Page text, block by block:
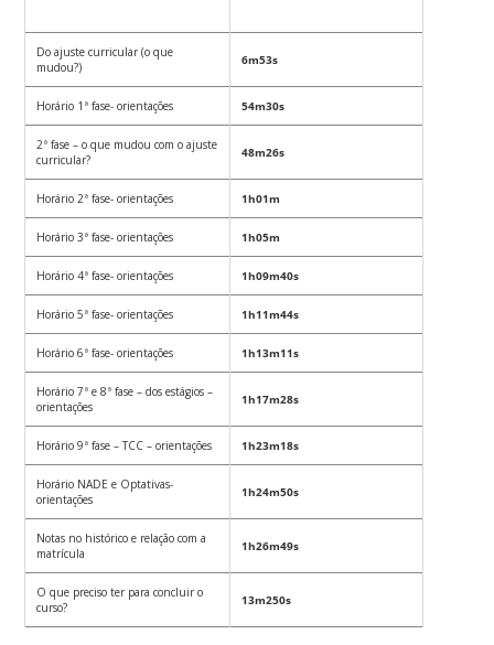
Do ajuste curricular (o que
mudou?)
6m53s
Horário 1ª fase- orientações 54m30s
2ª fase – o que mudou com o ajuste
curricular?
48m26s
Horário 2ª fase- orientações 1h01m
Horário 3ª fase- orientações 1h05m
Horário 4ª fase- orientações 1h09m40s
Horário 5ª fase- orientações 1h11m44s
Horário 6ª fase- orientações 1h13m11s
Horário 7ª e 8ª fase – dos estágios –
orientações
1h17m28s
Horário 9ª fase – TCC – orientações 1h23m18s
Horário NADE e Optativas-
orientações
1h24m50s
Notas no histórico e relação com a
matrícula
1h26m49s
O que preciso ter para concluir o
curso?
13m250s